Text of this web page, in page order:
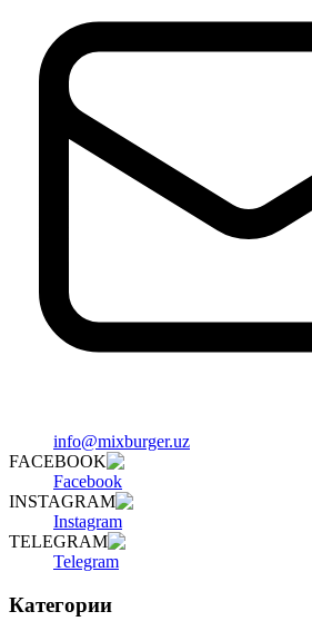
info@mixburger.uz
FACEBOOK
Facebook
INSTAGRAM
Instagram
TELEGRAM
Telegram
Категории